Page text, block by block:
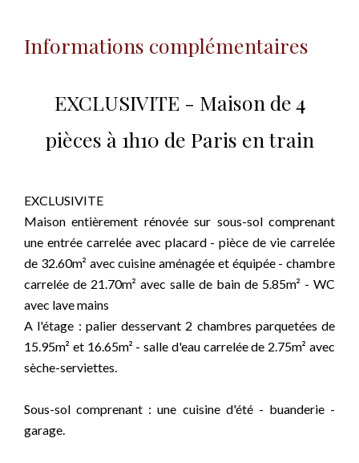
Informations complémentaires
EXCLUSIVITE - Maison de 4
pièces à 1h10 de Paris en train
EXCLUSIVITE
Maison entièrement rénovée sur sous-sol comprenant
une entrée carrelée avec placard - pièce de vie carrelée
de 32.60m² avec cuisine aménagée et équipée - chambre
carrelée de 21.70m² avec salle de bain de 5.85m² - WC
avec lave mains
A l'étage : palier desservant 2 chambres parquetées de
15.95m² et 16.65m² - salle d'eau carrelée de 2.75m² avec
sèche-serviettes.
Sous-sol comprenant : une cuisine d'été - buanderie -
garage.